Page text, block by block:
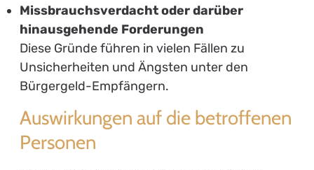
Missbrauchsverdacht oder darüber
hinausgehende Forderungen
Diese Gründe führen in vielen Fällen zu
Unsicherheiten und Ängsten unter den
Bürgergeld-Empfängern.
Auswirkungen auf die betroffenen
Personen